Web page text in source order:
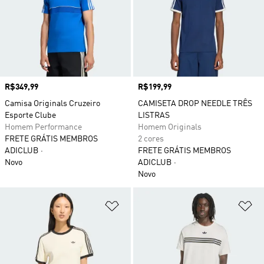
Preço
R$349,99
Camisa Originals Cruzeiro
Esporte Clube
Homem Performance
FRETE GRÁTIS MEMBROS
ADICLUB
Novo
Preço
R$199,99
CAMISETA DROP NEEDLE TRÊS
LISTRAS
Homem Originals
2 cores
FRETE GRÁTIS MEMBROS
ADICLUB
Novo
Adicionar à Lista de Desejos